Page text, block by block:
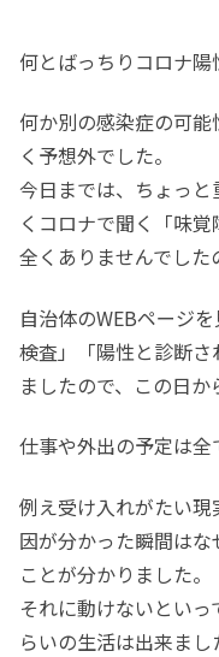
何とばっちりコロナ陽
何か別の感染症の可
く予想外でした。
今日までは、ちょっ
くコロナで聞く「味
全くありませんでした
自治体のWEBページ
検査」「陽性と診断
ましたので、この日か
仕事や外出の予定は全
例え受け入れがたい
因が分かった瞬間は
ことが分かりました。
それに動けないとい
らいの生活は出来まし